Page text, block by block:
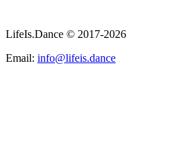
LifeIs.Dance © 2017-2026
Email: info@lifeis.dance